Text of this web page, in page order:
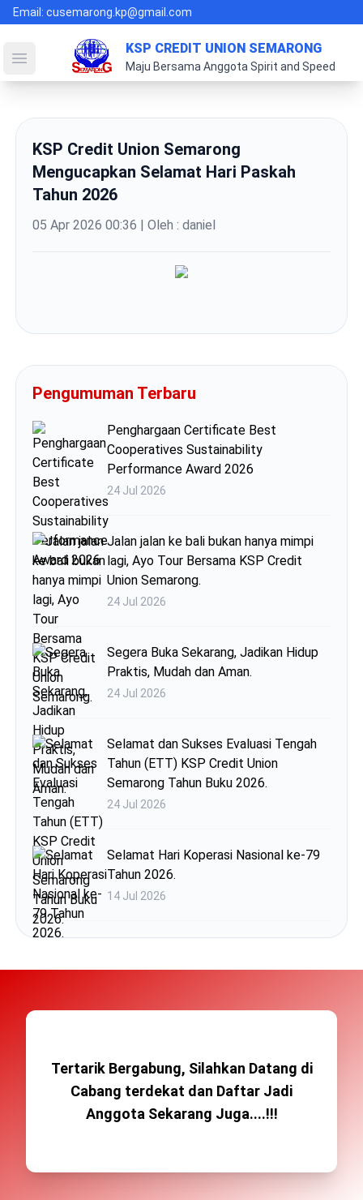
Email: cusemarong.kp@gmail.com
Open main menu
KSP CREDIT UNION SEMARONG
Maju Bersama Anggota Spirit and Speed
KSP Credit Union Semarong
Mengucapkan Selamat Hari Paskah
Tahun 2026
05 Apr 2026 00:36 | Oleh : daniel
Pengumuman Terbaru
Penghargaan Certificate Best
Cooperatives Sustainability
Performance Award 2026
24 Jul 2026
Jalan jalan ke bali bukan hanya mimpi
lagi, Ayo Tour Bersama KSP Credit
Union Semarong.
24 Jul 2026
Segera Buka Sekarang, Jadikan Hidup
Praktis, Mudah dan Aman.
24 Jul 2026
Selamat dan Sukses Evaluasi Tengah
Tahun (ETT) KSP Credit Union
Semarong Tahun Buku 2026.
24 Jul 2026
Selamat Hari Koperasi Nasional ke-79
Tahun 2026.
14 Jul 2026
Tertarik Bergabung, Silahkan Datang di
Cabang terdekat dan Daftar Jadi
Anggota Sekarang Juga....!!!